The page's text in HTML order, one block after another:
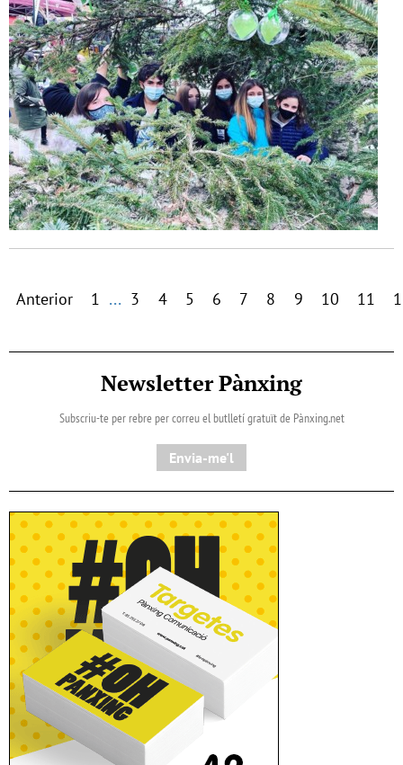
Anterior 1 ... 3 4 5 6 7 8 9 10 11
Newsletter Pànxing
Subscriu-te per rebre per correu el butlletí gratuït de Pànxing.net​
Envia-me'l